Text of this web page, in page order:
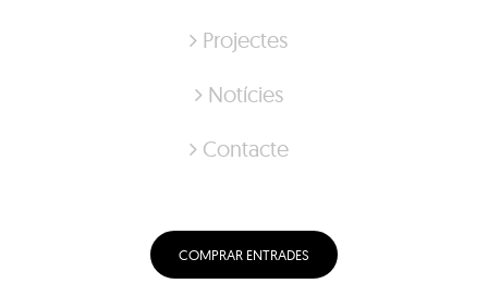
Projectes
Notícies
Contacte
COMPRAR ENTRADES